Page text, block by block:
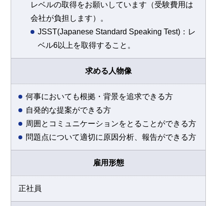
レベルの取得をお願いしています（受験費用は
会社が負担します）。
JSST(Japanese Standard Speaking Test)：レ
ベル6以上を取得すること。
求める人物像
何事においても根拠・背景を追求できる方
自発的な提案ができる方
周囲とコミュニケーションをとることができる方
問題点について適切に原因分析、報告ができる方
雇用形態
正社員